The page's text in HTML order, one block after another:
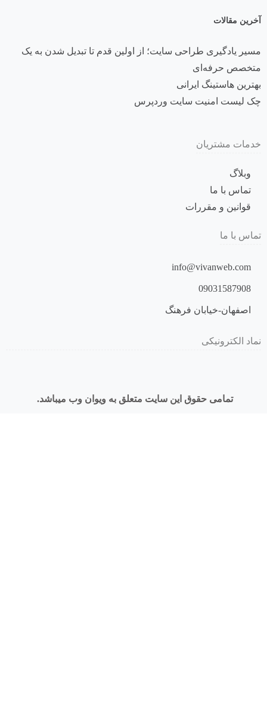
آخرین مقالات
مسیر یادگیری طراحی سایت؛ از اولین قدم تا تبدیل شدن به یک
متخصص حرفه‌ای
بهترین هاستینگ ایرانی
چک لیست امنیت سایت وردپرس
خدمات مشتریان
وبلاگ
تماس با ما
قوانین و مقررات
تماس با ما
info@vivanweb.com
09031587908
اصفهان-خیابان فرهنگ
نماد الکترونیکی
تمامی حقوق این سایت متعلق به ویوان وب میباشد.